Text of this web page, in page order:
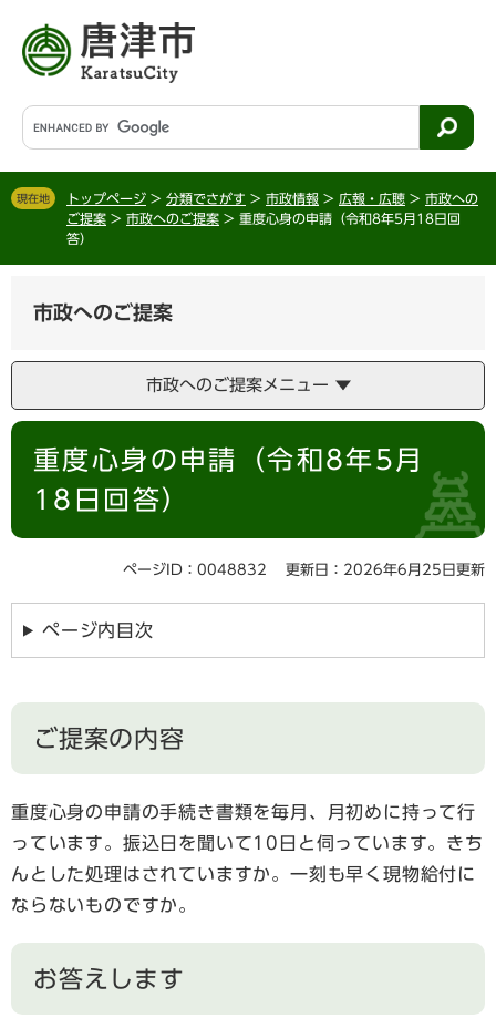
す
。
し
て
へ
G
o
g
l
タ
ム
現在地 トップページ > 分類でさがす > 市政情報 > 広報・広聴 > 市政への
ご提案 > 市政へのご提案 > 重度心身の申請（令和8年5月18日回
答）
市政へのご提案
市政へのご提案メニュー
本
重度心身の申請（令和8年5月
18日回答）
ページID：0048832 更新日：2026年6月25日更新
ページ内目次
ご提案の内容
重度心身の申請の手続き書類を毎月、月初めに持って行
っています。振込日を聞いて10日と伺っています。きち
んとした処理はされていますか。一刻も早く現物給付に
ならないものですか。
お答えします